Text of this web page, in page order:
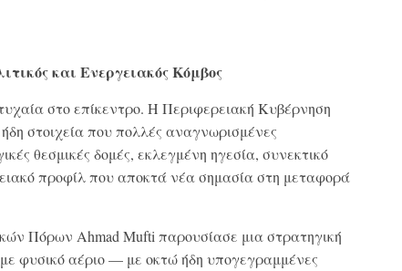
και Ενεργειακός Κόμβος
στο επίκεντρο. Η Περιφερειακή Κυβέρνηση
στοιχεία που πολλές αναγνωρισμένες
θεσμικές δομές, εκλεγμένη ηγεσία, συνεκτικό
προφίλ που αποκτά νέα σημασία στη μεταφορά
Πόρων Ahmad Mufti παρουσίασε μια στρατηγική
φυσικό αέριο — με οκτώ ήδη υπογεγραμμένες